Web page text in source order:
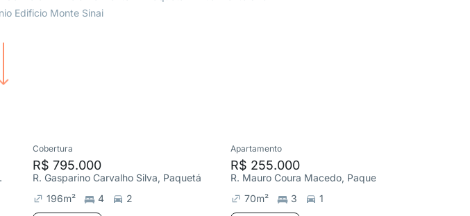
Edificio Monte Sinai
Preto
Cobertura
R$ 795.000
R. Gasparino Carvalho Silva, Paquetá
196m² 4 2
Apartamento
R$ 255.000
R. Mauro Coura Macedo, Paquetá
70m² 3 1